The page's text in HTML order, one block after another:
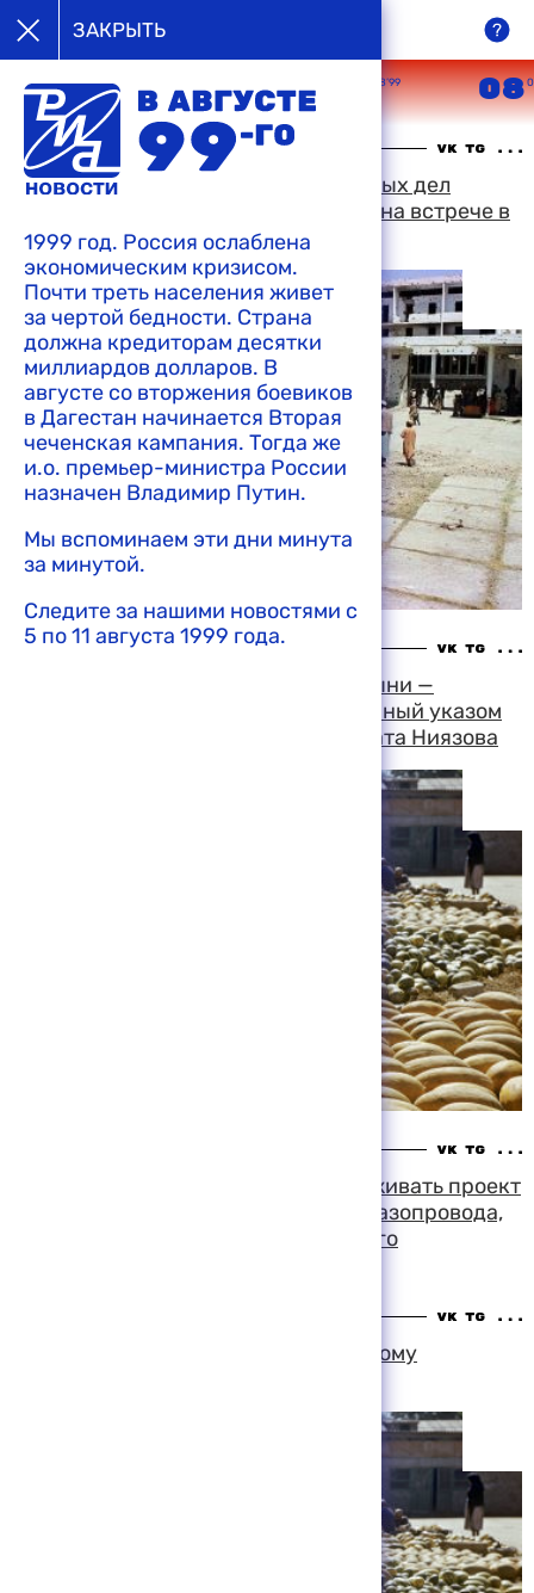
в августе
99-го
05 08’99 06 08’99 08
16:56 09-08-1999
Заместители министров иностранных дел
России и Туркменистана обсудили на встрече в
Москве обстановку в Афганистане
14:31 08-08-1999
В Туркменистане отмечают День дыни —
национальный праздник, учрежденный указом
президента республики Сапармурата Ниязова
Правительство США будет поддерживать проект
строительства транскаспийского газопровода,
заявил спецсоветник американского
Туркмения готовится к национальному
ЗАКРЫТЬ
1999 год. Россия ослаблена
экономическим кризисом.
Почти треть населения живет
за чертой бедности. Страна
должна кредиторам десятки
миллиардов долларов. В
августе со вторжения боевиков
в Дагестан начинается Вторая
чеченская кампания. Тогда же
и.о. премьер-министра России
назначен Владимир Путин.
Мы вспоминаем эти дни минута
за минутой.
Следите за нашими новостями с
5 по 11 августа 1999 года.